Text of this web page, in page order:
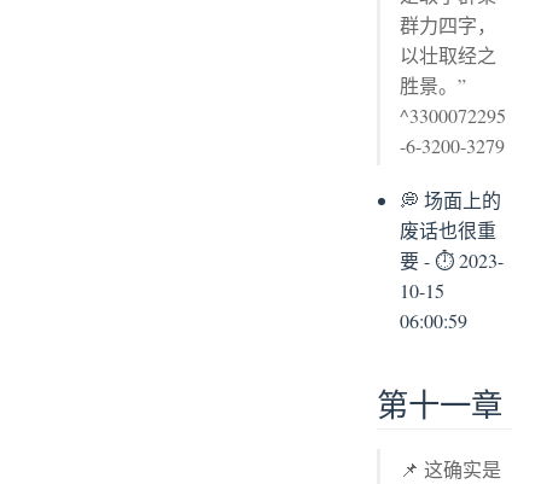
群力四字，
以壮取经之
胜景。”
^3300072295
-6-3200-3279
💭 场面上的
废话也很重
要 - ⏱ 2023-
10-15
06:00:59
第十一章
📌 这确实是